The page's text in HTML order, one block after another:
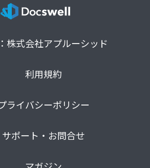
株式会社アプルーシッド
利用規約
ライバシーポリシー
サポート・お問合せ